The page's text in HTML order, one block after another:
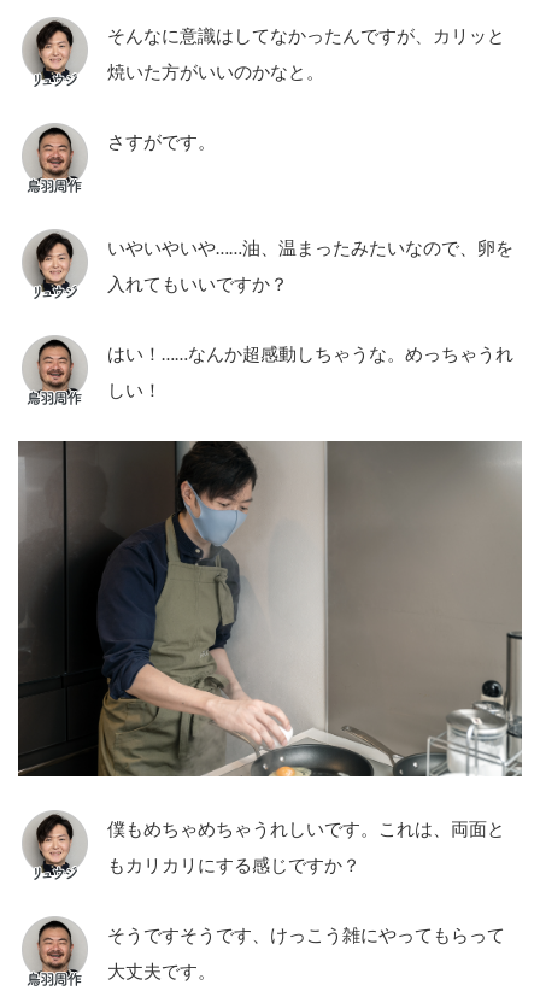
そんなに意識はしてなかったんですが、カリッと
焼いた方がいいのかなと。
さすがです。
いやいやいや……油、温まったみたいなので、卵を
入れてもいいですか？
はい！……なんか超感動しちゃうな。めっちゃうれ
しい！
僕もめちゃめちゃうれしいです。これは、両面と
もカリカリにする感じですか？
そうですそうです、けっこう雑にやってもらって
大丈夫です。